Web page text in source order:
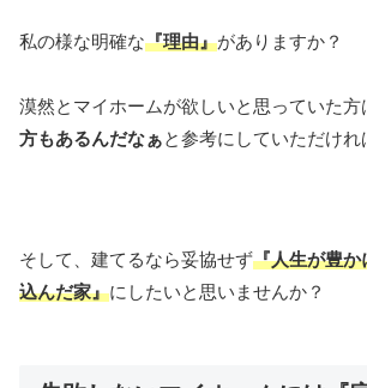
私の様な明確な『理由』がありますか？
漠然とマイホームが欲しいと思っていた方
方もあるんだなぁと参考にしていただけれ
そして、建てるなら妥協せず『人生が豊か
込んだ家』にしたいと思いませんか？